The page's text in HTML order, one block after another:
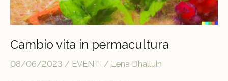
Cambio vita in permacultura
08/06/2023 / EVENTI / Lena Dhalluin